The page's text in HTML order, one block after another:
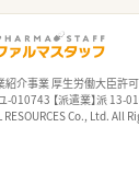
紹介事業 厚生労働大臣許可
-010743 【派遣業】派 13-
Co., Ltd. All